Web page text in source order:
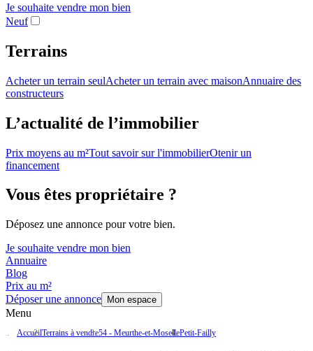
Je souhaite vendre mon bien
Neuf
Terrains
Acheter un terrain seulAcheter un terrain avec maisonAnnuaire des
constructeurs
L’actualité de l’immobilier
Prix moyens au m²Tout savoir sur l'immobilierOtenir un
financement
Vous êtes propriétaire ?
Déposez une annonce pour votre bien.
Je souhaite vendre mon bien
Annuaire
Blog
Prix au m²
Déposer une annonce
Mon espace
Menu
AccueilTerrains à vendre54 - Meurthe-et-MosellePetit-Failly